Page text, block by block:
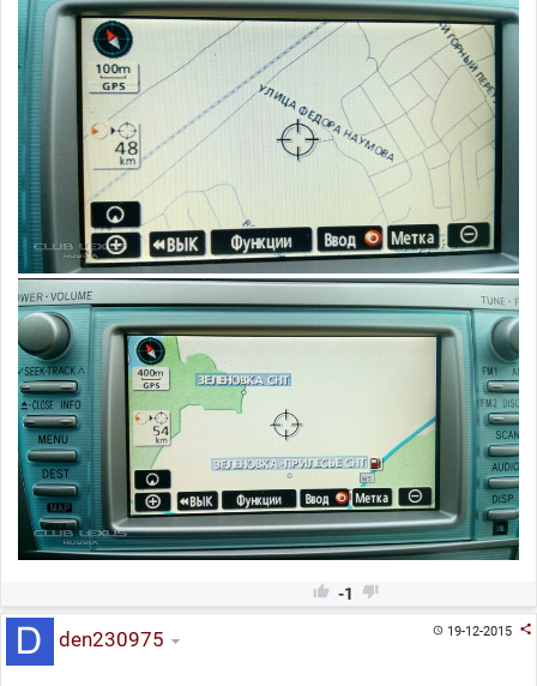
 -1 
19-12-2015 
den230975